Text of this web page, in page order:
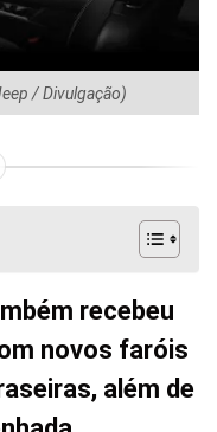
/ Divulgação)
recebeu
novos faróis
além de